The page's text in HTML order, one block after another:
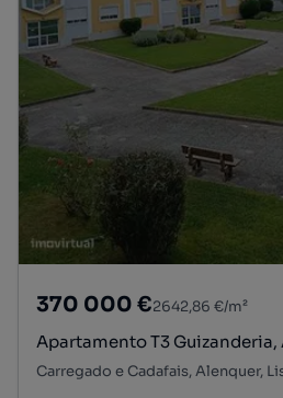
370 000 €2642,86 €/m²
Apartamento T3
Carregado e Cadafais, Alenquer,